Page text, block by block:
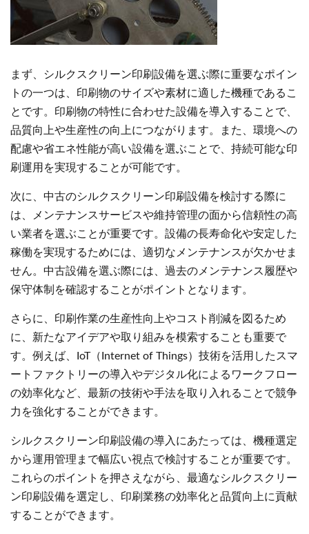
まず、シルクスクリーン印刷設備を選ぶ際に重要なポイン
トの一つは、印刷物のサイズや素材に適した機種であるこ
とです。印刷物の特性に合わせた設備を導入することで、
品質向上や生産性の向上につながります。また、環境への
配慮や省エネ性能が高い設備を選ぶことで、持続可能な印
刷運用を実現することが可能です。
次に、中古のシルクスクリーン印刷設備を検討する際に
は、メンテナンスサービスや維持管理の面から信頼性の高
い業者を選ぶことが重要です。設備の長寿命化や安定した
稼働を実現するためには、適切なメンテナンスが欠かせま
せん。中古設備を選ぶ際には、過去のメンテナンス履歴や
保守体制を確認することがポイントとなります。
さらに、印刷作業の生産性向上やコスト削減を図るため
に、新たなアイデアや取り組みを模索することも重要で
す。例えば、IoT（Internet of Things）技術を活用したスマ
ートファクトリーの導入やデジタル化によるワークフロー
の効率化など、最新の技術や手法を取り入れることで競争
力を強化することができます。
シルクスクリーン印刷設備の導入にあたっては、機種選定
から運用管理まで幅広い視点で検討することが重要です。
これらのポイントを押さえながら、最適なシルクスクリー
ン印刷設備を選定し、印刷業務の効率化と品質向上に貢献
することができます。